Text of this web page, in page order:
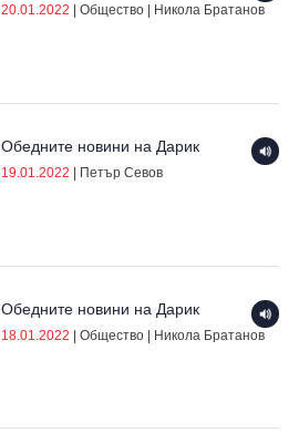
20.01.2022 Общество| Никола Братанов
Обедните новини на Дарик
19.01.2022 | Петър Севов
Обедните новини на Дарик
18.01.2022 | Общество| Никола Братанов